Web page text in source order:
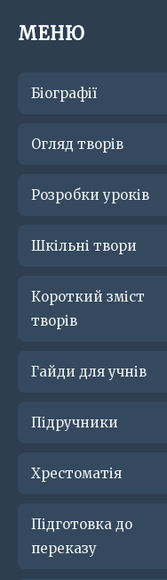
МЕНЮ
Біографії
Огляд творів
Розробки уроків
Шкільні твори
Короткий зміст
творів
Гайди для учнів
Підручники
Хрестоматія
Підготовка до
переказу